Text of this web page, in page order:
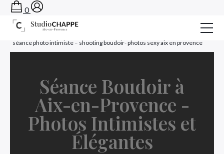
séance photo intimiste – shooting boudoir- photos sexy aix en provence
Séance Boudoir à
Aix-en-Provence -
Photos Intimistes et
Élégantes
0
Le StudioCHAPPE
Contact